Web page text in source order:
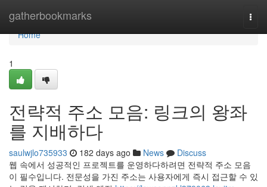
gatherbookmarks
Home
Home
1
전략적 주소 모음: 링크의 왕좌
를 지배하다
saulwjlo735933 182 days ago News
Discuss
웹 속에서 성공적인 프로젝트를 운영하다하려면 전략적 주소 모음
이 필수입니다. 전문성을 가진 주소는 사용자에게 즉시 접근할 수 있